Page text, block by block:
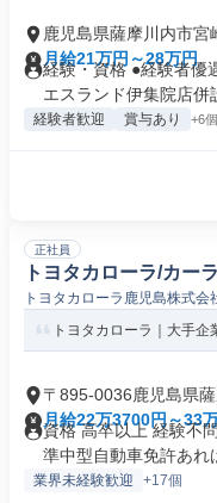
鹿児島県薩摩川内市宮
月給21万円～28万円
経験・資格 ●経験者優
エスランド伊集院店併
経験者歓迎 賞与あり +6個
正社員
トヨタカローラ/カー
トヨタカローラ鹿児島株式会
トヨタカローラ｜大手
〒895-0036鹿児島県
月給22万3700円～33
資格 高卒以上 経験不
準中型自動車免許あれ
業界未経験歓迎 +17個